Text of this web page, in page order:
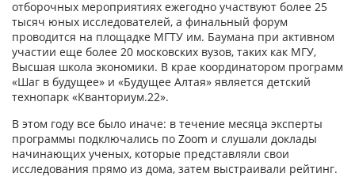
отборочных мероприятиях ежегодно участвуют более 25
тысяч юных исследователей, а финальный форум
проводится на площадке МГТУ им. Баумана при активном
участии еще более 20 московских вузов, таких как МГУ,
Высшая школа экономики. В крае координатором программ
«Шаг в будущее» и «Будущее Алтая» является детский
технопарк «Кванториум.22».
В этом году все было иначе: в течение месяца эксперты
программы подключались по Zoom и слушали доклады
начинающих ученых, которые представляли свои
исследования прямо из дома, затем выстраивали рейтинг.